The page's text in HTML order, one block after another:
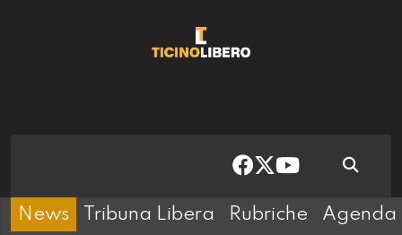
News Tribuna Libera Rubriche Agenda